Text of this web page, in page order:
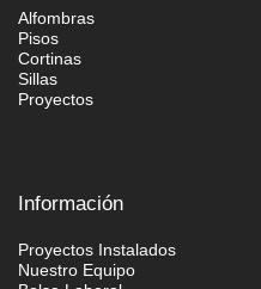
Alfombras
Pisos
Cortinas
Sillas
Proyectos
Información
Proyectos Instalados
Nuestro Equipo